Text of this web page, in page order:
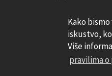
Kako
iskustvo,
Više
pravilima
Pratite nas